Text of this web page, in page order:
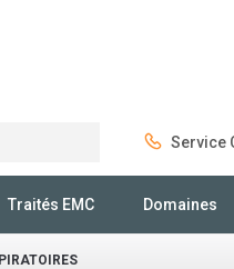
Service
Traités EMC Domaines